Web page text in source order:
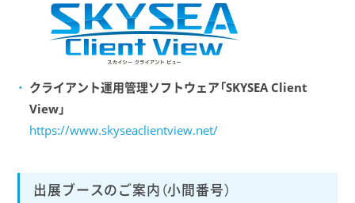
クライアント運用管理ソフトウェア「SKYSEA Client
View」
https://www.skyseaclientview.net/
出展ブースのご案内（小間番号）